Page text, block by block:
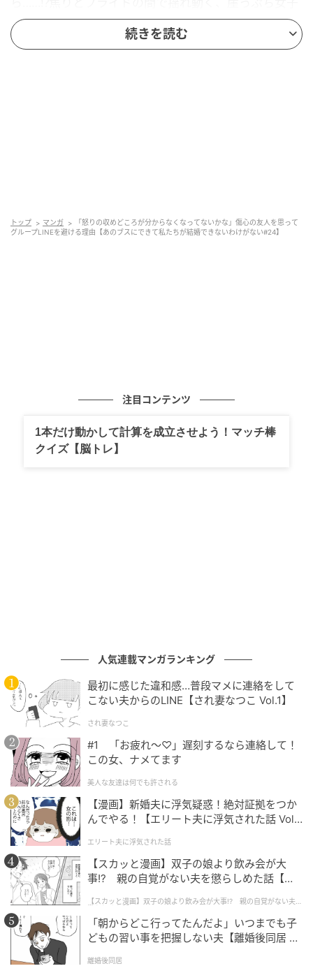
たちのリアルすぎる婚活迷走劇を描いた話題のラブコ
メディ『あのブスにできて私たちが結婚できないわけ
続きを読む
トップ マンガ
「怒りの収めどころが分からなくなってないかな」傷心の友人を思って
グループLINEを避ける理由【あのブスにできて私たちが結婚できないわけがない#24】
注目コンテンツ
1本だけ動かして計算を成立させよう！マッチ棒
クイズ【脳トレ】
人気連載マンガランキング
最初に感じた違和感…普段マメに連絡をして
こない夫からのLINE【され妻なつこ Vol.1】
され妻なつこ
#1 「お疲れ〜♡」遅刻するなら連絡して！
この女、ナメてます
美人な友達は何でも許される
【漫画】新婚夫に浮気疑惑！絶対証拠をつか
んでやる！【エリート夫に浮気された話 Vol.
エリート夫に浮気された話
【スカッと漫画】双子の娘より飲み会が大
事!? 親の自覚がない夫を懲らしめた話【第1
【スカッと漫画】双子の娘より飲み会が大事!? 親の自覚がない夫を
懲らしめた話
「朝からどこ行ってたんだよ」いつまでも子
どもの習い事を把握しない夫【離婚後同居 Vo
離婚後同居